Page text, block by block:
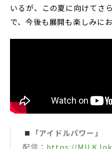
いるが、この夏に向けてさ
で、今後も展開も楽しみに
「アイドルパワー」